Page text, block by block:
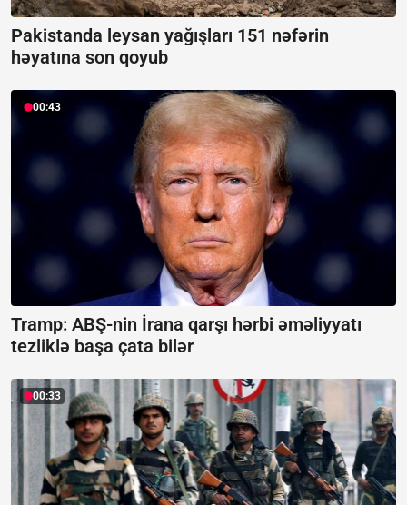
Pakistanda leysan yağışları 151 nəfərin
həyatına son qoyub
00:43
Tramp: ABŞ-nin İrana qarşı hərbi əməliyyatı
tezliklə başa çata bilər
00:33